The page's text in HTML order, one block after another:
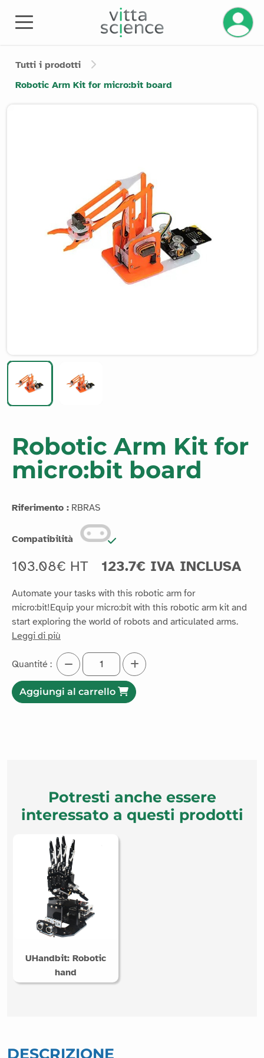
Tutti i prodotti
Robotic Arm Kit for micro:bit board
Robotic Arm Kit for
micro:bit board
Riferimento : RBRAS
Compatibilità
103.08€ HT 123.7€ IVA INCLUSA
Automate your tasks with this robotic arm for
micro:bit!Equip your micro:bit with this robotic arm kit and
start exploring the world of robots and articulated arms.
Leggi di più
Quantité :
Aggiungi al carrello
Potresti anche essere
interessato a questi prodotti
UHandbit: Robotic
hand
DESCRIZIONE